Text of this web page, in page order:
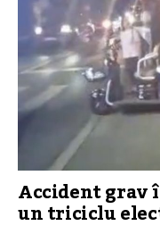
Accident grav
un triciclu